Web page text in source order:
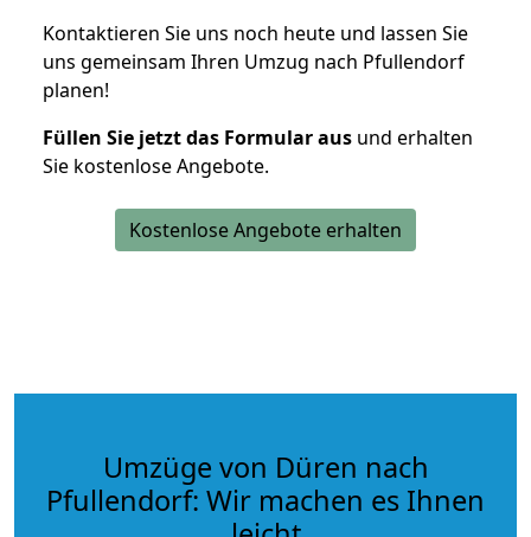
Kontaktieren Sie uns noch heute und lassen Sie
uns gemeinsam Ihren Umzug nach Pfullendorf
planen!
Füllen Sie jetzt das Formular aus und erhalten
Sie kostenlose Angebote.
Kostenlose Angebote erhalten
Umzüge von Düren nach
Pfullendorf: Wir machen es Ihnen